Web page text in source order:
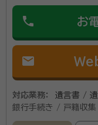
phone お
mail
対応業務：
遺言書 /
銀行手続き / 戸籍収